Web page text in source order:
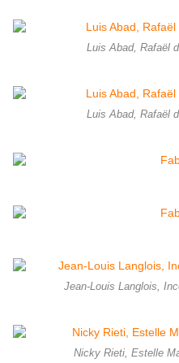
Luis Abad, Rafaël
Luis Abad, Rafaël
Jean-Louis Langlois,
Nicky Rieti, Estelle